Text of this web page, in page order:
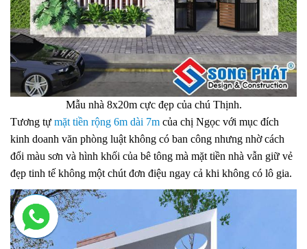
Mẫu nhà 8x20m cực đẹp của chú Thịnh.
Tương tự mặt tiền rộng 6m dài 7m của chị Ngọc với mục đích
kinh doanh văn phòng luật không có ban công nhưng nhờ cách
đổi màu sơn và hình khối của bê tông mà mặt tiền nhà vẫn giữ vẻ
đẹp tinh tế không một chút đơn điệu ngay cả khi không có lô gia.